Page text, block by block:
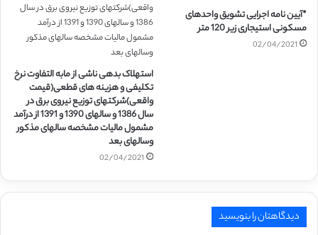
*آیین نامه اجرایی تشویق واحدهای
مسکونی استیجاری زیر 120 متر
02/04/2021
استهلاک بدهی ناشی از مابه ­التفاوت نرخ
تکلیفی و هزینه ­های قطعی(قیمت
واقعی)شرکت­های توزیع نیروی برق در
سال 1386 و سالهای 1390 و 1391 از درآمد
مشمول مالیات مشخصه سالهای مذکور
وسالهای بعد
02/04/2021
دیدگاهتان را بنویسید